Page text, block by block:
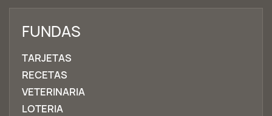
FUNDAS
TARJETAS
RECETAS
VETERINARIA
LOTERIA